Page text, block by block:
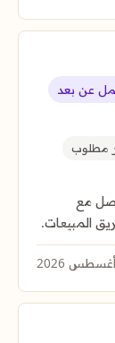
عن بعد
مطلوب
مع
المبيعات.